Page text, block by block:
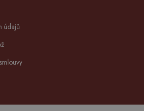
údajů